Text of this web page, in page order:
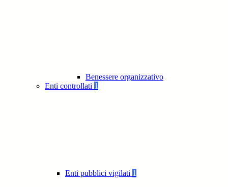
Benessere organizzativo
Enti controllati 1
Enti pubblici vigilati 1